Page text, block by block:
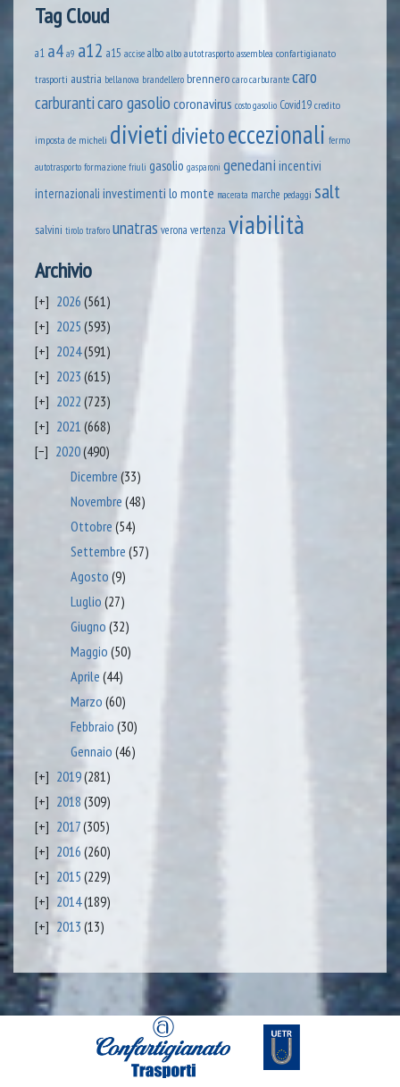
Tag Cloud
a1 a4 a9 a12 a15 accise albo albo autotrasporto assemblea confartigianato
trasporti austria bellanova brandellero brennero caro carburante caro
carburanticaro gasoliocoronavirus costo gasolio Covid19credito
imposta de micheli divietidivietoeccezionali fermo
autotrasporto formazione friuli gasolio gasparoni genedani incentivi
internazionali investimenti lo monte macerata marche pedaggi salt
salvini tirolo traforo unatras verona vertenza viabilità
Archivio
2026 (561)
2025 (593)
2024(591)
2023 (615)
2022 (723)
2021 (668)
2020(490)
Dicembre (33)
Novembre (48)
Ottobre (54)
Settembre (57)
Agosto (9)
Luglio (27)
Giugno (32)
Maggio (50)
Aprile (44)
Marzo (60)
Febbraio (30)
Gennaio (46)
2019(281)
2018 (309)
2017(305)
2016 (260)
2015 (229)
2014(189)
2013 (13)